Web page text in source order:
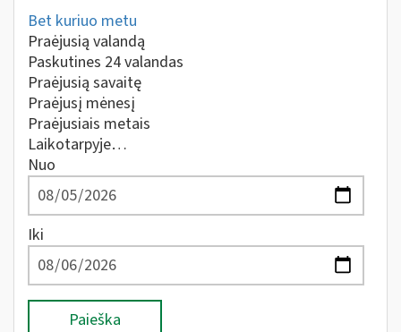
Bet kuriuo metu
Praėjusią valandą
Paskutines 24 valandas
Praėjusią savaitę
Praėjusį mėnesį
Praėjusiais metais
Laikotarpyje…
Nuo
Iki
Paieška